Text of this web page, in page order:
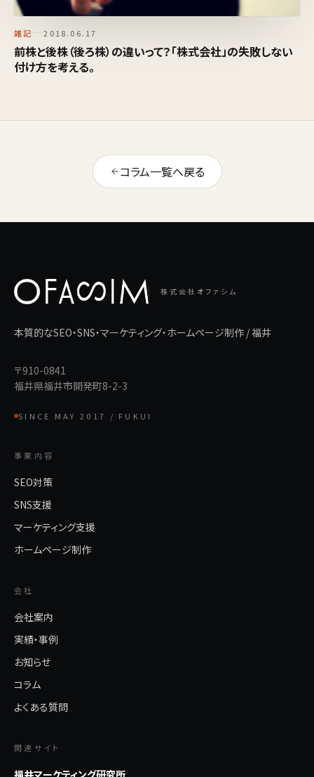
雑記 2018.06.17
前株と後株（後ろ株）の違いって？「株式会社」の失敗しない
付け方を考える。
コラム一覧へ戻る
株式会社オファシム
本質的なSEO・SNS・マーケティング・ホームページ制作 / 福井
〒910-0841
福井県福井市開発町8-2-3
SINCE MAY 2017 / FUKUI
事業内容
SEO対策
SNS支援
マーケティング支援
ホームページ制作
会社
会社案内
実績・事例
お知らせ
コラム
よくある質問
関連サイト
福井マーケティング研究所